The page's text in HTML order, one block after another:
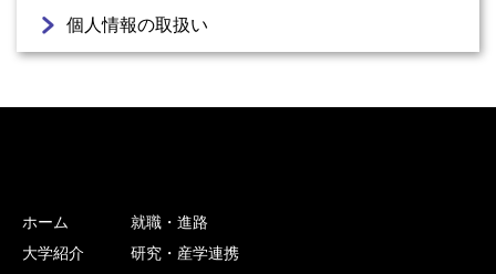
個人情報の取扱い
ホーム
大学紹介
就職・進路
研究・産学連携